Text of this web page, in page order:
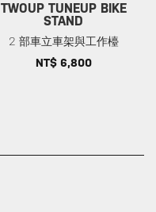
TWOUP TUNEUP BIKE
STAND
2 部車立車架與工作檯
NT$ 6,800